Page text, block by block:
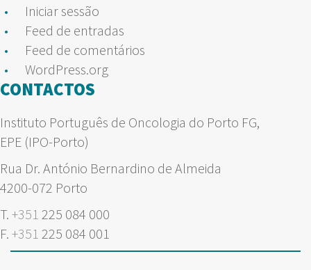
Iniciar sessão
Feed de entradas
Feed de comentários
WordPress.org
CONTACTOS
Instituto Português de Oncologia do Porto FG,
EPE (IPO-Porto)
Rua Dr. António Bernardino de Almeida
4200-072 Porto
T. +351 225 084 000
F. +351 225 084 001